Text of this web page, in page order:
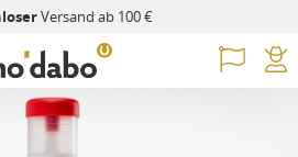
Versand ab 100 €